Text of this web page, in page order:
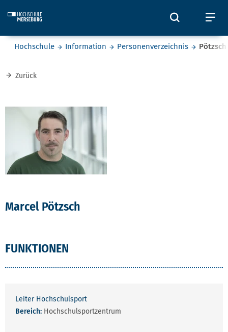
Öffnet
Sie befinden sich hier:
Hochschule Information Personenverzeichnis Pötzsch
Zurück
Marcel Pötzsch
FUNKTIONEN
Leiter Hochschulsport
Bereich: Hochschulsportzentrum